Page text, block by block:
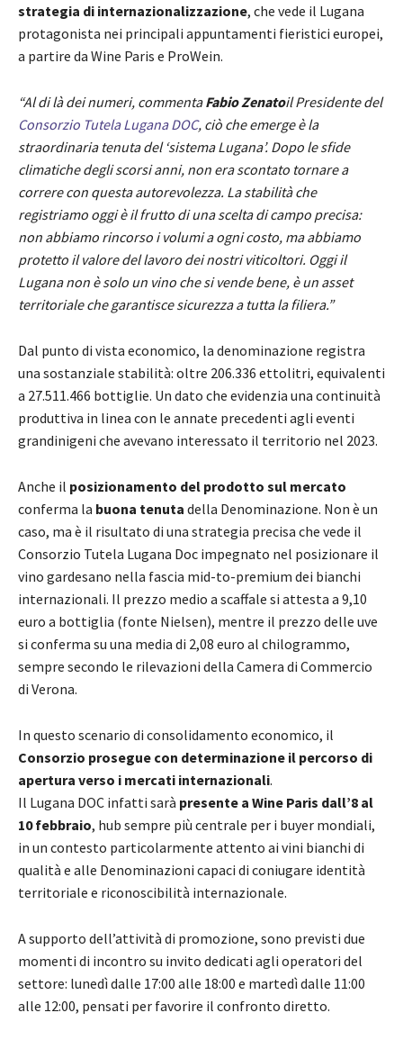
strategia di internazionalizzazione, che vede il Lugana
protagonista nei principali appuntamenti fieristici europei,
a partire da Wine Paris e ProWein.
“Al di là dei numeri, commentaFabio Zenatoil Presidente del
Consorzio Tutela Lugana DOC, ciò che emerge è la
straordinaria tenuta del ‘sistema Lugana’. Dopo le sfide
climatiche degli scorsi anni, non era scontato tornare a
correre con questa autorevolezza. La stabilità che
registriamo oggi è il frutto di una scelta di campo precisa:
non abbiamo rincorso i volumi a ogni costo, ma abbiamo
protetto il valore del lavoro dei nostri viticoltori. Oggi il
Lugana non è solo un vino che si vende bene, è un asset
territoriale che garantisce sicurezza a tutta la filiera.”
Dal punto di vista economico, la denominazione registra
una sostanziale stabilità: oltre 206.336 ettolitri, equivalenti
a 27.511.466 bottiglie. Un dato che evidenzia una continuità
produttiva in linea con le annate precedenti agli eventi
grandinigeni che avevano interessato il territorio nel 2023.
Anche il posizionamento del prodotto sul mercato
conferma la buona tenuta della Denominazione. Non è un
caso, ma è il risultato di una strategia precisa che vede il
Consorzio Tutela Lugana Doc impegnato nel posizionare il
vino gardesano nella fascia mid-to-premium dei bianchi
internazionali. Il prezzo medio a scaffale si attesta a 9,10
euro a bottiglia (fonte Nielsen), mentre il prezzo delle uve
si conferma su una media di 2,08 euro al chilogrammo,
sempre secondo le rilevazioni della Camera di Commercio
di Verona.
In questo scenario di consolidamento economico, il
Consorzio prosegue con determinazione il percorso di
apertura verso i mercati internazionali.
Il Lugana DOC infatti sarà presente a Wine Paris dall’8 al
10 febbraio, hub sempre più centrale per i buyer mondiali,
in un contesto particolarmente attento ai vini bianchi di
qualità e alle Denominazioni capaci di coniugare identità
territoriale e riconoscibilità internazionale.
A supporto dell’attività di promozione, sono previsti due
momenti di incontro su invito dedicati agli operatori del
settore: lunedì dalle 17:00 alle 18:00 e martedì dalle 11:00
alle 12:00, pensati per favorire il confronto diretto.